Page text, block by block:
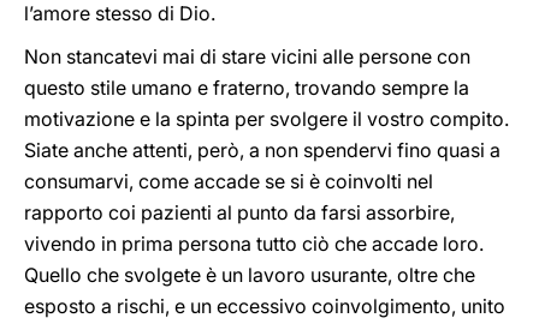
l’amore stesso di Dio.
Non stancatevi mai di stare vicini alle persone con
questo stile umano e fraterno, trovando sempre la
motivazione e la spinta per svolgere il vostro compito.
Siate anche attenti, però, a non spendervi fino quasi a
consumarvi, come accade se si è coinvolti nel
rapporto coi pazienti al punto da farsi assorbire,
vivendo in prima persona tutto ciò che accade loro.
Quello che svolgete è un lavoro usurante, oltre che
esposto a rischi, e un eccessivo coinvolgimento, unito